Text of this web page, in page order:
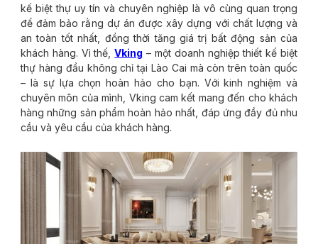
kế biệt thự uy tín và chuyên nghiệp là vô cùng quan trọng
để đảm bảo rằng dự án được xây dựng với chất lượng và
an toàn tốt nhất, đồng thời tăng giá trị bất động sản của
khách hàng. Vì thế,Vking – một doanh nghiệp thiết kế biệt
thự hàng đầu không chỉ tại Lào Cai mà còn trên toàn quốc
– là sự lựa chọn hoàn hảo cho bạn. Với kinh nghiệm và
chuyên môn của mình, Vking cam kết mang đến cho khách
hàng những sản phẩm hoàn hảo nhất, đáp ứng đầy đủ nhu
cầu và yêu cầu của khách hàng.